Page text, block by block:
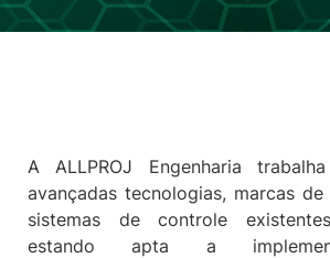
A ALLPROJ Engenharia
avançadas tecnologias, marcas
sistemas de controle
estando apta a